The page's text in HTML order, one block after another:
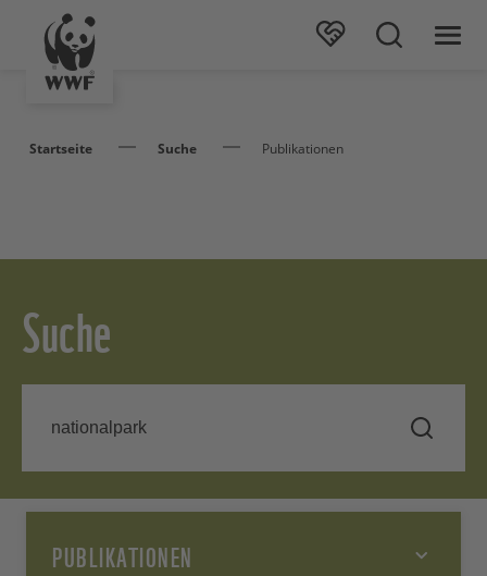
Startseite Suche Publikationen
Suche
PUBLIKATIONEN